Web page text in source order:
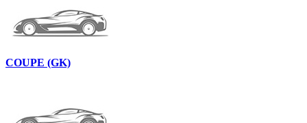
COUPE (GK)